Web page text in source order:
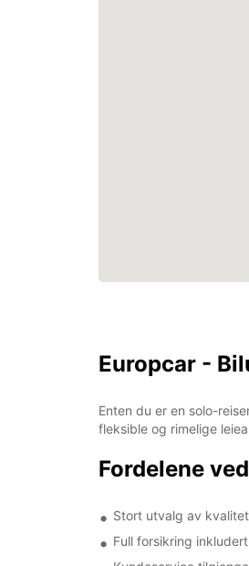
Europcar -
Enten du er en solo-
fleksible og rimelige
Fordelene
Stort utvalg av
Full forsikring